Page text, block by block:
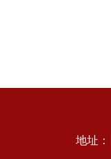
地址